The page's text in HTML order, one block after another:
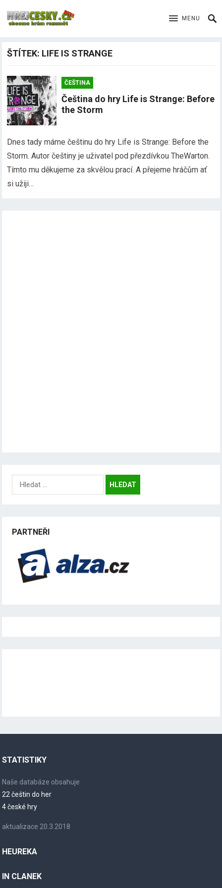
MENU
ŠTÍTEK: LIFE IS STRANGE
ČEŠTINA
Čeština do hry Life is Strange: Before
the Storm
Dnes tady máme češtinu do hry Life is Strange: Before the
Storm. Autor češtiny je uživatel pod přezdívkou TheWarton.
Tímto mu děkujeme za skvělou prací. A přejeme hráčům ať
si užiji…
Vyhledávání
PARTNEŘI
STATISTIKY
Naše databáze obsahuje
22 češtin do her
4 české hry
aktualizace 20.3.2018
HEUREKA
IN CLANEK